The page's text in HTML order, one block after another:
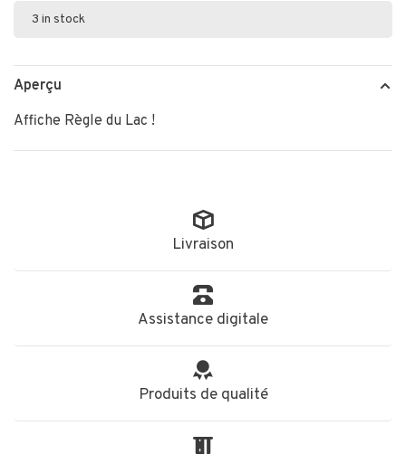
3 in stock
Aperçu
Affiche Règle du Lac !
Livraison
Assistance digitale
Produits de qualité